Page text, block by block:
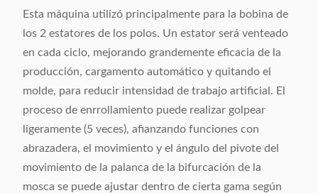
Esta máquina utilizó principalmente para la bobina de
los 2 estatores de los polos. Un estator será venteado
en cada ciclo, mejorando grandemente eficacia de la
producción, cargamento automático y quitando el
molde, para reducir intensidad de trabajo artificial. El
proceso de enrrollamiento puede realizar golpear
ligeramente (5 veces), afianzando funciones con
abrazadera, el movimiento y el ángulo del pivote del
movimiento de la palanca de la bifurcación de la
mosca se puede ajustar dentro de cierta gama según